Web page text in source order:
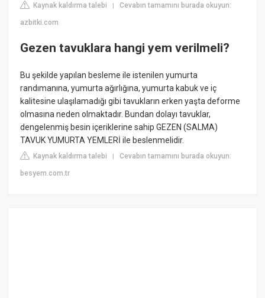
Kaynak kaldırma talebi |Cevabın tamamını burada okuyun:
azbitki.com
Gezen tavuklara hangi yem verilmeli?
Bu şekilde yapılan besleme ile istenilen yumurta
randımanına, yumurta ağırlığına, yumurta kabuk ve iç
kalitesine ulaşılamadığı gibi tavukların erken yaşta deforme
olmasına neden olmaktadır. Bundan dolayı tavuklar,
dengelenmiş besin içeriklerine sahip GEZEN (SALMA)
TAVUK YUMURTA YEMLERİ ile beslenmelidir.
Kaynak kaldırma talebi |Cevabın tamamını burada okuyun:
besyem.com.tr